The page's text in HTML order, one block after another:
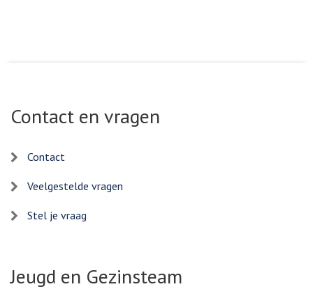
Contact en vragen
Contact
Veelgestelde vragen
Stel je vraag
Jeugd en Gezinsteam